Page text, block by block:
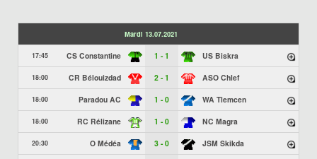
Mardi 13.07.2021
17:45 CS Constantine 1 - 1 US Biskra
18:00 CR Bélouizdad 2 - 1 ASO Chlef
18:00 Paradou AC 1 - 0 WA Tlemcen
18:00 RC Rélizane 1 - 0 NC Magra
20:30 O Médéa 3 - 0 JSM Skikda